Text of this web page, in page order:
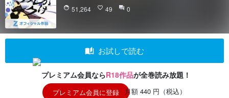
face 51,264 favorite_border 49 question_answer 0
auto_stories お試しで読む
プレミアム会員ならR18作品が全巻読み放題！
プレミアム会員に登録 月額 440 円（税込）